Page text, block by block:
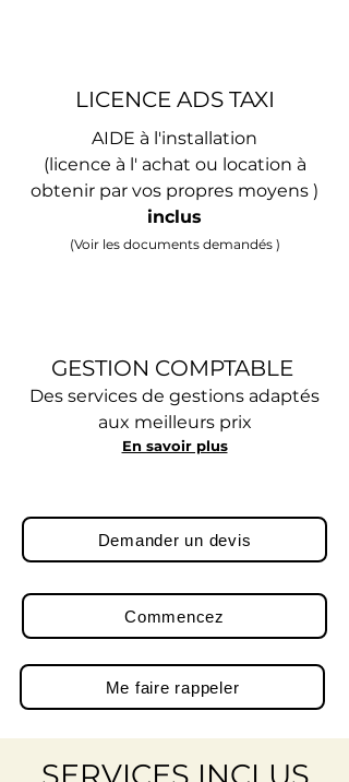
LICENCE ADS TAXI
AIDE à l'installation
(licence à l' achat ou location à
obtenir par vos propres moyens )
inclus
(Voir les documents demandés )
GESTION COMPTABLE
Des services de gestions adaptés
aux meilleurs prix
En savoir plus
Demander un devis
Commencez
Me faire rappeler